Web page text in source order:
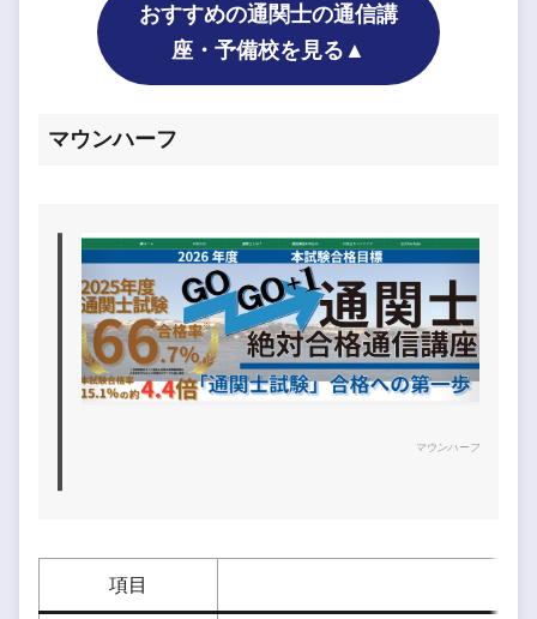
おすすめの通関士の通信講
座・予備校を見る▲
マウンハーフ
マウンハーフ
項目